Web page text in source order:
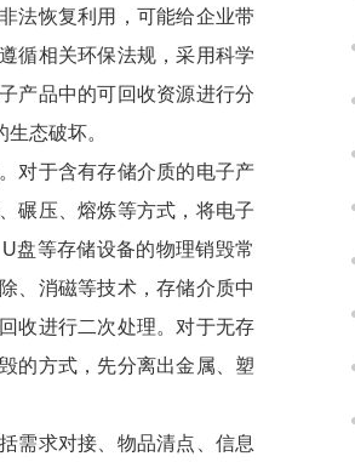
法恢复利用，可能给企业带
循相关环保法规，采用科学
产品中的可回收资源进行分
态破坏。
对于含有存储介质的电子产
碾压、熔炼等方式，将电子
盘等存储设备的物理销毁常
、消磁等技术，存储介质中
收进行二次处理。对于无存
的方式，先分离出金属、塑
需求对接、物品清点、信息